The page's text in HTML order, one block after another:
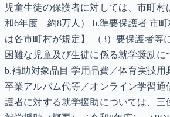
児童生徒の保護者に対しては、市町
和6年度 約8万人） b.準要保護者 市
は各市町村が規定】 （3）要保護者等
困難な児童及び生徒に係る就学奨励
b.補助対象品目 学用品費／体育実技
卒業アルバム代等／オンライン学習通
護者に対する就学援助については、